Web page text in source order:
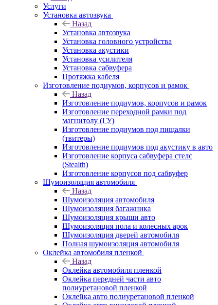
Услуги
Установка автозвука
Назад
Установка автозвука
Установка головного устройства
Установка акустики
Установка усилителя
Установка сабвуфера
Протяжка кабеля
Изготовление подиумов, корпусов и рамок
Назад
Изготовление подиумов, корпусов и рамок
Изготовление переходной рамки под
магнитолу (ГУ)
Изготовление подиумов под пищалки
(твитеры)
Изготовление подиумов под акустику в авто
Изготовление корпуса сабвуфера стелс
(Stealth)
Изготовление корпусов под сабвуфер
Шумоизоляция автомобиля
Назад
Шумоизоляция автомобиля
Шумоизоляция багажника
Шумоизоляция крыши авто
Шумоизоляция пола и колесных арок
Шумоизоляция дверей автомобиля
Полная шумоизоляция автомобиля
Оклейка автомобиля пленкой
Назад
Оклейка автомобиля пленкой
Оклейка передней части авто
полиуретановой пленкой
Оклейка авто полиуретановой пленкой